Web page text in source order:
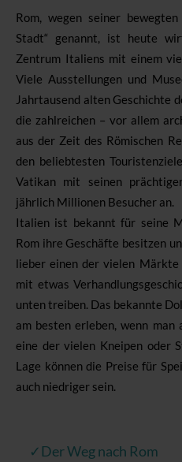
Rom, wegen seiner
Stadt“ genannt, ist heute
Zentrum Italiens mit einem
Viele Ausstellungen und
Jahrtausend alten Geschichte
die zahlreichen – vor allem
aus der Zeit des Römischen
den beliebtesten
Vatikan mit seinen
jährlich Millionen Besucher an.
Italien ist bekannt für seine
Rom ihre Geschäfte besitzen
lieber einen der vielen
mit etwas
unten treiben. Das bekannte
am besten erleben, wenn man
eine der vielen Kneipen oder
Lage können die Preise für
auch niedriger sein.
✓Der Weg nach Rom